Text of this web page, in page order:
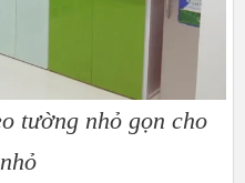
tường nhỏ gọn cho